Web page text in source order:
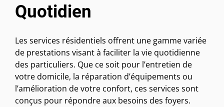
Quotidien
Les services résidentiels offrent une gamme variée
de prestations visant à faciliter la vie quotidienne
des particuliers. Que ce soit pour l’entretien de
votre domicile, la réparation d’équipements ou
l’amélioration de votre confort, ces services sont
conçus pour répondre aux besoins des foyers.